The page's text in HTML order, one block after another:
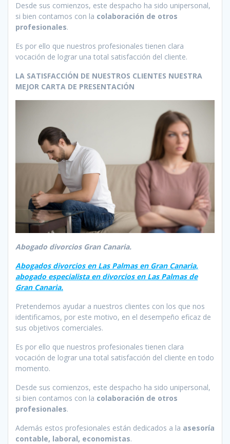
Desde sus comienzos, este despacho ha sido unipersonal,
si bien contamos con la colaboración de otros
profesionales.
Es por ello que nuestros profesionales tienen clara
vocación de lograr una total satisfacción del cliente.
LA SATISFACCIÓN DE NUESTROS CLIENTES NUESTRA
MEJOR CARTA DE PRESENTACIÓN
Abogado divorcios Gran Canaria.
Abogados divorcios en Las Palmas en Gran Canaria,
abogado especialista en divorcios en Las Palmas de
Gran Canaria.
Pretendemos ayudar a nuestros clientes con los que nos
identificamos, por este motivo, en el desempeño eficaz de
sus objetivos comerciales.
Es por ello que nuestros profesionales tienen clara
vocación de lograr una total satisfacción del cliente en todo
momento.
Desde sus comienzos, este despacho ha sido unipersonal,
si bien contamos con la colaboración de otros
profesionales.
Además estos profesionales están dedicados a la asesoría
contable, laboral, economistas.